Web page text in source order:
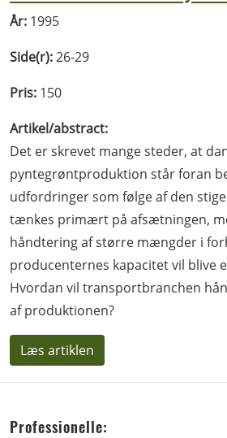
År: 1995
Side(r):26-29
Pris: 150
Artikel/abstract:
Det er skrevet mange steder, at
pyntegrøntproduktion står foran
udfordringer som følge af den
tænkes primært på afsætningen,
håndtering af større mængder i
producenternes kapacitet vil blive
Hvordan vil transportbranchen
af produktionen?
Læs artiklen
Professionelle: